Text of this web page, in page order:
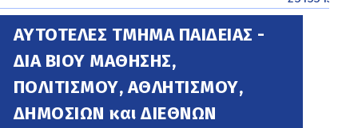
ΑΥΤΟΤΕΛΕΣ ΤΜΗΜΑ ΠΑΙΔΕΙΑΣ -
ΔΙΑ ΒΙΟΥ ΜΑΘΗΣΗΣ,
ΠΟΛΙΤΙΣΜΟΥ, ΑΘΛΗΤΙΣΜΟΥ,
ΔΗΜΟΣΙΩΝ και ΔΙΕΘΝΩΝ